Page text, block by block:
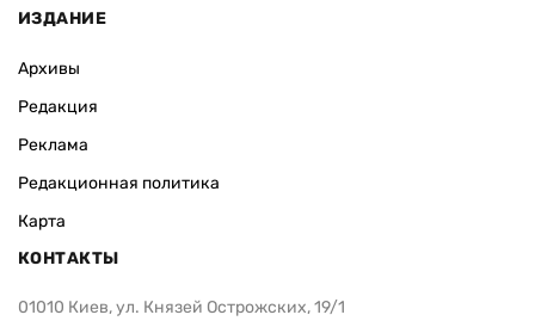
ИЗДАНИЕ
Архивы
Редакция
Реклама
Редакционная политика
Карта
КОНТАКТЫ
01010 Киев, ул. Князей Острожских, 19/1